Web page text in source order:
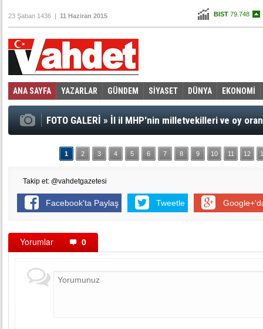
BIST 79.748
23 Şaban 1436 | 11 Haziran 2015
ANA SAYFA YAZARLAR GÜNDEM SİYASET DÜNYA EKONOMİ
Foto Galeri Video Galeri
FOTO GALERİ » İl il MHP'nin milletvekilleri ve oy
1 2 3 4 5 6 7 8 9 10 11 12
Takip et: @vahdetgazetesi
Facebook'ta Paylaş Tweetle
Yorumlar 0